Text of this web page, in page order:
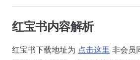
红宝书内容解析
红宝书下载地址为 点击这里 非会员